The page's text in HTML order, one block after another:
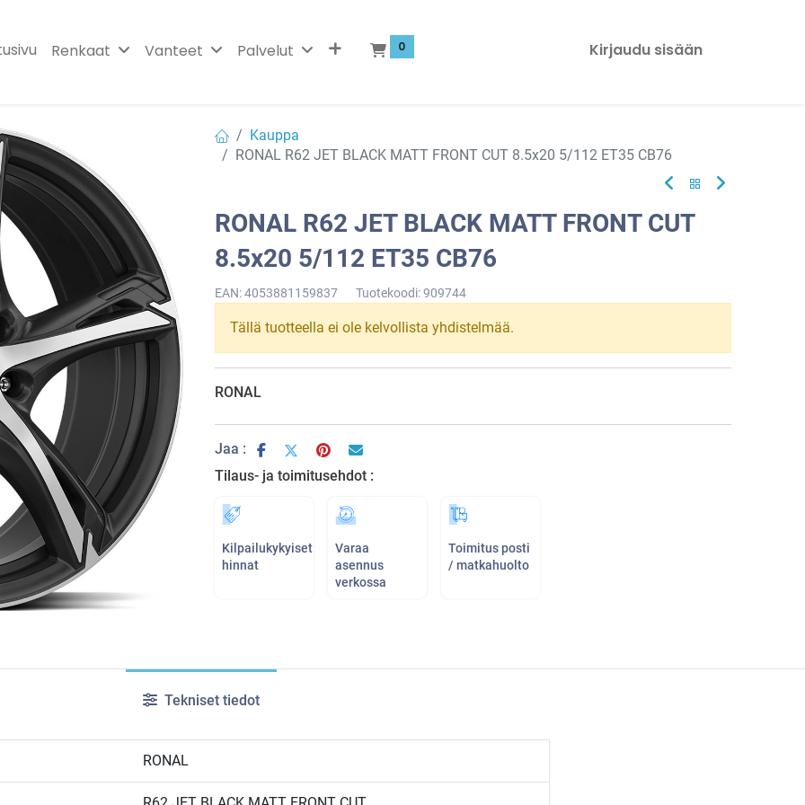
Renkaat Vanteet Palvelut 0 Kirjaudu sisään
Kauppa
RONAL R62 JET BLACK MATT FRONT CUT 8.5x20 5/112 ET35 CB76
RONAL R62 JET BLACK MATT FRONT CUT
8.5x20 5/112 ET35 CB76
EAN:4053881159837 Tuotekoodi:909744
Tällä tuotteella ei ole kelvollista yhdistelmää.
RONAL
Jaa :
Tilaus- ja toimitusehdot :
Kilpailukykyiset
hinnat
Varaa
asennus
verkossa
Toimitus posti
/ matkahuolto
Tekniset tiedot
RONAL